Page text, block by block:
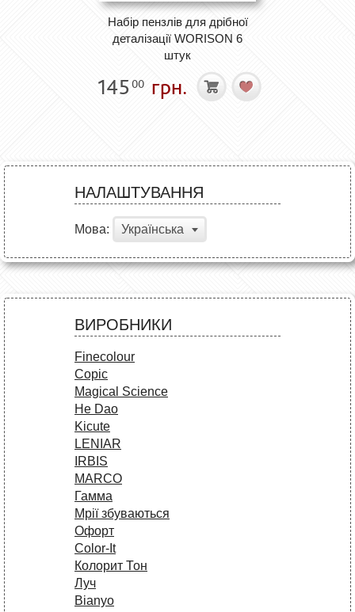
Набір пензлів для дрібної
деталізації WORISON 6
штук
145 00 грн.
НАЛАШТУВАННЯ
Мова: Українська
ВИРОБНИКИ
Finecolour
Copic
Magical Science
He Dao
Kicute
LENIAR
IRBIS
MARCO
Гамма
Мрії збуваються
Офорт
Сolor-It
Колорит Тон
Луч
Bianyo